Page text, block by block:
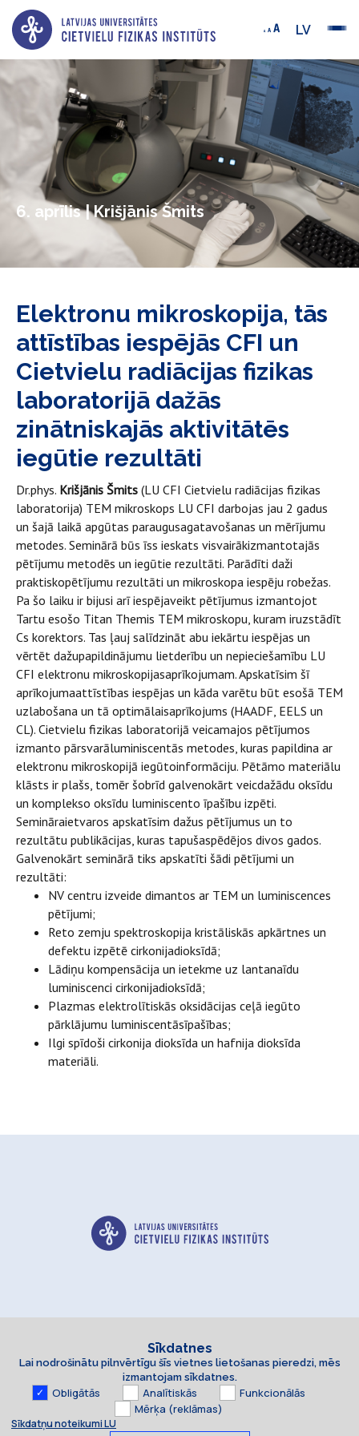
LV
6. aprīlis | Krišjānis Šmits
Elektronu mikroskopija, tās
attīstības iespējās CFI un
Cietvielu radiācijas fizikas
laboratorijā dažās
zinātniskajās aktivitātēs
iegūtie rezultāti
Dr.phys. Krišjānis Šmits (LU CFI Cietvielu radiācijas fizikas
laboratorija) TEM mikroskops LU CFI darbojas jau 2 gadus
un šajā laikā apgūtas paraugusagatavošanas un mērījumu
metodes. Seminārā būs īss ieskats visvairākizmantotajās
pētījumu metodēs un iegūtie rezultāti. Parādīti daži
praktiskopētījumu rezultāti un mikroskopa iespēju robežas.
Pa šo laiku ir bijusi arī iespējaveikt pētījumus izmantojot
Tartu esošo Titan Themis TEM mikroskopu, kuram iruzstādīt
Cs korektors. Tas ļauj salīdzināt abu iekārtu iespējas un
vērtēt dažupapildinājumu lietderību un nepieciešamību LU
CFI elektronu mikroskopijasaprīkojumam. Apskatīsim šī
aprīkojumaattīstības iespējas un kāda varētu būt esošā TEM
uzlabošana un tā optimālaisaprīkojums (HAADF, EELS un
CL). Cietvielu fizikas laboratorijā veicamajos pētījumos
izmanto pārsvarāluminiscentās metodes, kuras papildina ar
elektronu mikroskopijā iegūtoinformāciju. Pētāmo materiālu
klāsts ir plašs, tomēr šobrīd galvenokārt veicdažādu oksīdu
un komplekso oksīdu luminiscento īpašību izpēti.
Semināraietvaros apskatīsim dažus pētījumus un to
rezultātu publikācijas, kuras tapušaspēdējos divos gados.
Galvenokārt seminārā tiks apskatīti šādi pētījumi un
rezultāti:
NV centru izveide dimantos ar TEM un luminiscences
pētījumi;
Reto zemju spektroskopija kristāliskās apkārtnes un
defektu izpētē cirkonijadioksīdā;
Lādiņu kompensācija un ietekme uz lantanaīdu
luminiscenci cirkonijadioksīdā;
Plazmas elektrolītiskās oksidācijas ceļā iegūto
pārklājumu luminiscentāsīpašības;
Ilgi spīdoši cirkonija dioksīda un hafnija dioksīda
materiāli.
Kontakti un rekvizīti
Sīkdatnes
Lai nodrošinātu pilnvērtīgu šīs vietnes lietošanas pieredzi, mēs
izmantojam sīkdatnes.
Obligātās Analītiskās
Funkcionālās
Mērķa (reklāmas)
Sīkdatņu noteikumi LU